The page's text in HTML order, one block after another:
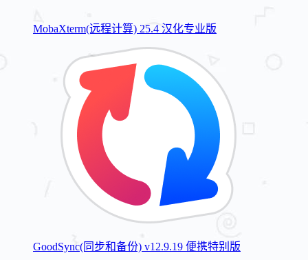
MobaXterm(远程计算) 25.4 汉化专业版
GoodSync(同步和备份) v12.9.19 便携特别版